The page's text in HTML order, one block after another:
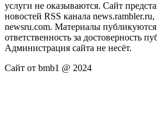
услуги не оказываются. Сайт
новостей RSS канала
newsru.com. Материалы
ответственность за достоверность
Администрация сайта не несёт.
Сайт от bmb1 @ 2024